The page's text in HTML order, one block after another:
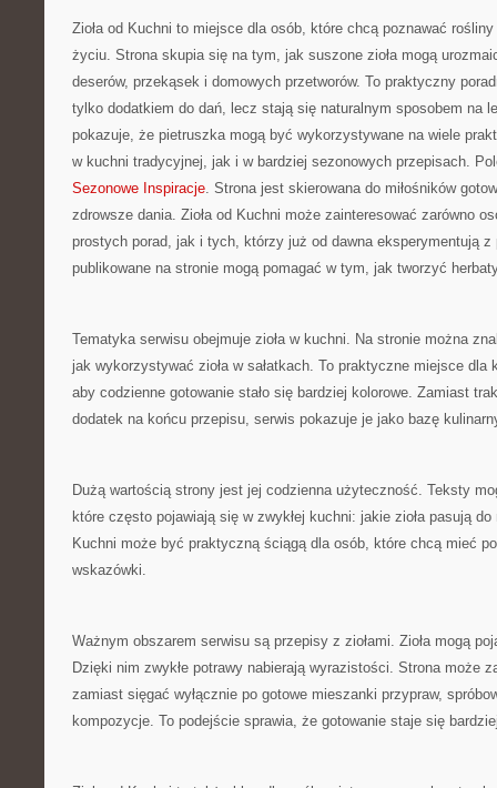
Zioła od Kuchni to miejsce dla osób, które chcą poznawać
życiu. Strona skupia się na tym, jak suszone zioła mogą
deserów, przekąsek i domowych przetworów. To praktyczny
tylko dodatkiem do dań, lecz stają się naturalnym sposobem na
pokazuje, że pietruszka mogą być wykorzystywane na wiele
w kuchni tradycyjnej, jak i w bardziej sezonowych przepisach.
Sezonowe Inspiracje. Strona jest skierowana do miłośników
zdrowsze dania. Zioła od Kuchni może zainteresować zarówno
prostych porad, jak i tych, którzy już od dawna eksperymentują z
publikowane na stronie mogą pomagać w tym, jak tworzyć
Tematyka serwisu obejmuje zioła w kuchni. Na stronie można
jak wykorzystywać zioła w sałatkach. To praktyczne miejsce dla
aby codzienne gotowanie stało się bardziej kolorowe. Zamiast
dodatek na końcu przepisu, serwis pokazuje je jako bazę
Dużą wartością strony jest jej codzienna użyteczność. Teksty
które często pojawiają się w zwykłej kuchni: jakie zioła pasują
Kuchni może być praktyczną ściągą dla osób, które chcą mieć
wskazówki.
Ważnym obszarem serwisu są przepisy z ziołami. Zioła mogą
Dzięki nim zwykłe potrawy nabierają wyrazistości. Strona może
zamiast sięgać wyłącznie po gotowe mieszanki przypraw,
kompozycje. To podejście sprawia, że gotowanie staje się